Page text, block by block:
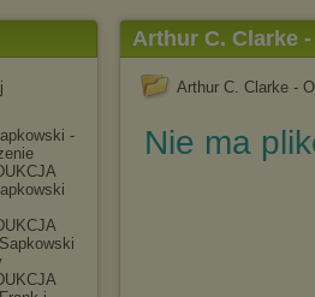
-
Arthur C. Clarke
Arthur C. Clarke -
Nie ma